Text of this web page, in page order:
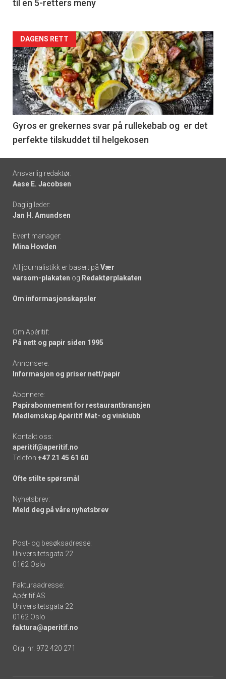
til en 5-retters meny
Forsiden
akkurat
nå
-
6
DAGENS RETT
Gyros er grekernes svar på rullekebab og er det
perfekte tilskuddet til helgekosen
Footer
-
links
Ansvarlig redaktør:
Aase E. Jacobsen
Daglig leder:
Jan H. Amundsen
Event manager:
Mina Hovden
All journalistikk er basert på Vær
varsom-plakaten og Redaktørplakaten
Om informasjonskapsler
Om Apéritif:
På nett og papir siden 1995
Annonsere:
Informasjon og priser nett/papir
Abonnere:
Papirabonnement for restaurantbransjen
Medlemskap Apéritif Mat- og vinklubb
Kontakt oss:
aperitif@aperitif.no
Telefon +47 21 45 61 60
Ofte stilte spørsmål
Nyhetsbrev:
Meld deg på våre nyhetsbrev
Post- og besøksadresse:
Universitetsgata 22
0162 Oslo
Fakturaadresse:
Apéritif AS
Universitetsgata 22
0162 Oslo
faktura@aperitif.no
Org. nr. 972 420 271